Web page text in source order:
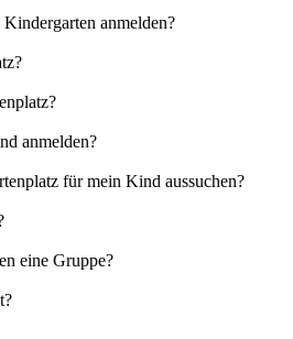
anmelden?
anmelden?
für mein Kind aussuchen?
eine Gruppe?